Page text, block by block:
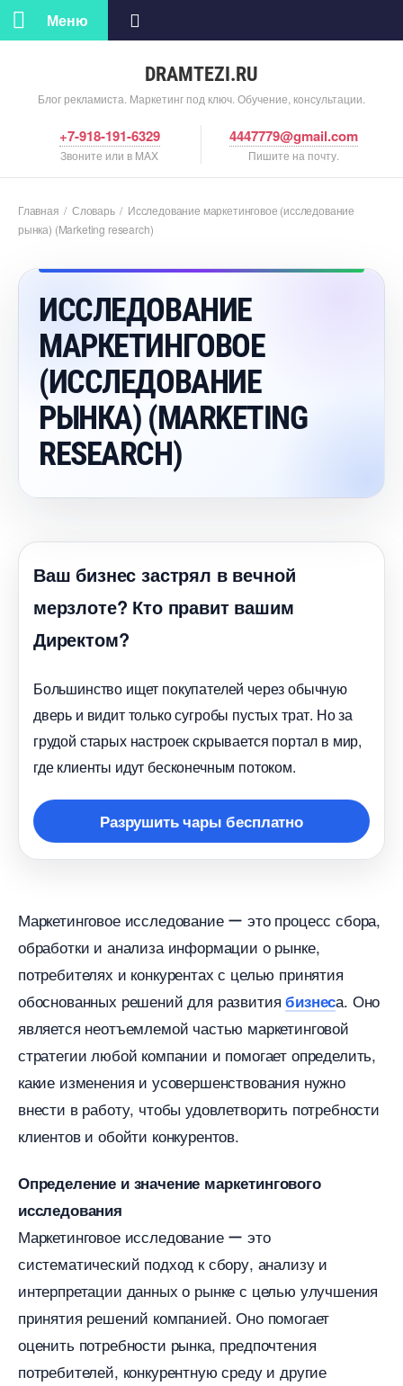
DRAMTEZI.RU
Блог рекламиста. Маркетинг под ключ. Обучение, консультации.
Меню
+7-918-191-6329
Звоните или в MAX
4447779@gmail.com
Пишите на почту.
Главная / Словарь/ Исследование маркетинговое (исследование
рынка) (Marketing research)
ИССЛЕДОВАНИЕ
МАРКЕТИНГОВОЕ
(ИССЛЕДОВАНИЕ
РЫНКА) (MARKETING
RESEARCH)
аш бизнес застрял в вечной
мерзлоте? Кто правит вашим
Директом?
Большинство ищет покупателей через обычную
дверь и видит только сугробы пустых трат. Но за
рудой старых настроек скрывается портал в мир,
де клиенты идут бесконечным потоком.
Разрушить чары бесплатно
Маркетинговое исследование ー это процесс сбора,
обработки и анализа информации о рынке,
потребителях и конкурентах с целью принятия
обоснованных решений для развитияизнеса. Оно
является неотъемлемой частью маркетинговой
стратегии любой компании и помогает определить,
какие изменения и усовершенствования нужно
нести в работу, чтобы удовлетворить потребности
клиентов и обойти конкурентов.​
Определение и значение маркетингового
исследования
Маркетинговое исследование ー это
систематический подход к сбору, анализу и
интерпретации данных о рынке с целью улучшения
принятия решений компанией.​ Оно помогает
оценить потребности рынка, предпочтения
потребителей, конкурентную среду и другие